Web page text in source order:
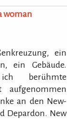
woman
ein
ein Gebäude.
berühmte
aufgenommen
an den New-
Depardon. New